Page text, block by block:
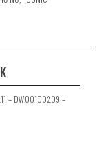
– DW00100209 –